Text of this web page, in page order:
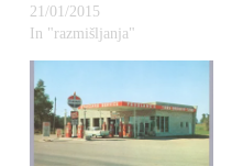
21/01/2015
In "razmišljanja"